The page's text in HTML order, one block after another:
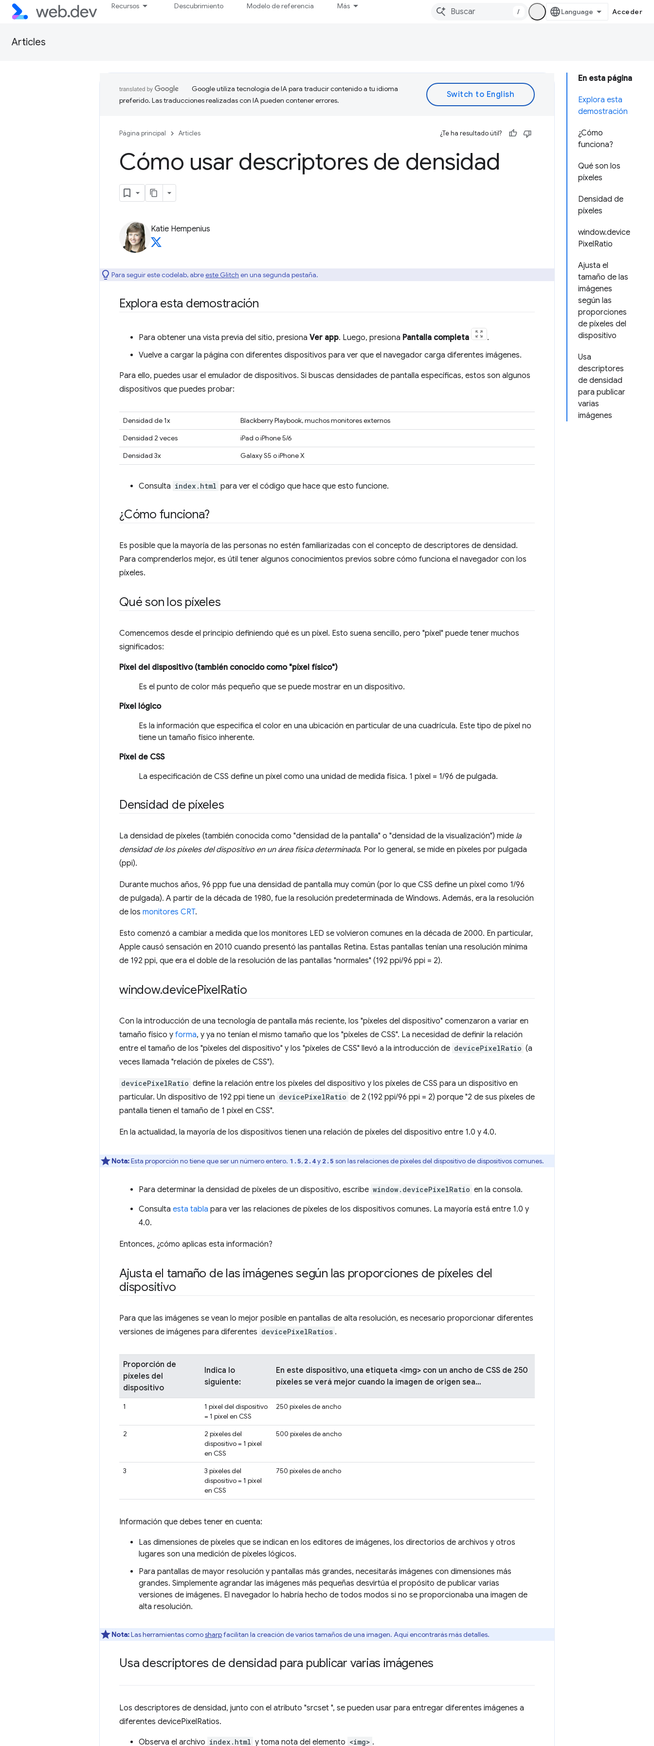
Recursos Descubrimiento Modelo de referencia Más
/ Acceder
Articles
En esta página
Explora esta
demostración
¿Cómo
funciona?
Qué son los
píxeles
Densidad de
píxeles
window.device
PixelRatio
Ajusta el
tamaño de las
imágenes
según las
proporciones
de píxeles del
dispositivo
Usa
descriptores
de densidad
para publicar
varias
imágenes
Google utiliza tecnología de IA para traducir contenido a tu idioma
preferido. Las traducciones realizadas con IA pueden contener errores.
Página principal Articles ¿Te ha resultado útil?
Cómo usar descriptores de densidad
Katie Hempenius
Para seguir este codelab, abreeste Glitch en una segunda pestaña.
Explora esta demostración
Para obtener una vista previa del sitio, presiona Ver app. Luego, presiona Pantalla completa
.
Vuelve a cargar la página con diferentes dispositivos para ver que el navegador carga diferentes imágenes.
Para ello, puedes usar el emulador de dispositivos. Si buscas densidades de pantalla específicas, estos son algunos
dispositivos que puedes probar:
Densidad de 1x
Blackberry Playbook, muchos monitores externos
Densidad 2 veces
iPad o iPhone 5/6
Densidad 3x
Galaxy S5 o iPhone X
Consulta index.html para ver el código que hace que esto funcione.
¿Cómo funciona?
Es posible que la mayoría de las personas no estén familiarizadas con el concepto de descriptores de densidad.
Para comprenderlos mejor, es útil tener algunos conocimientos previos sobre cómo funciona el navegador con los
píxeles.
Qué son los píxeles
Comencemos desde el principio definiendo qué es un píxel. Esto suena sencillo, pero "píxel" puede tener muchos
significados:
Píxel del dispositivo (también conocido como "píxel físico")
Es el punto de color más pequeño que se puede mostrar en un dispositivo.
Píxel lógico
Es la información que especifica el color en una ubicación en particular de una cuadrícula. Este tipo de píxel no
tiene un tamaño físico inherente.
Píxel de CSS
La especificación de CSS define un píxel como una unidad de medida física. 1 píxel = 1/96 de pulgada.
Densidad de píxeles
La densidad de píxeles (también conocida como "densidad de la pantalla" o "densidad de la visualización") mide la
densidad de los píxeles del dispositivo en un área física determinada. Por lo general, se mide en píxeles por pulgada
(ppi).
Durante muchos años, 96 ppp fue una densidad de pantalla muy común (por lo que CSS define un píxel como 1/96
de pulgada). A partir de la década de 1980, fue la resolución predeterminada de Windows. Además, era la resolución
de los monitores CRT.
Esto comenzó a cambiar a medida que los monitores LED se volvieron comunes en la década de 2000. En particular,
Apple causó sensación en 2010 cuando presentó las pantallas Retina. Estas pantallas tenían una resolución mínima
de 192 ppi, que era el doble de la resolución de las pantallas "normales" (192 ppi/96 ppi = 2).
window.devicePixelRatio
Con la introducción de una tecnología de pantalla más reciente, los "píxeles del dispositivo" comenzaron a variar en
tamaño físico y forma, y ya no tenían el mismo tamaño que los "píxeles de CSS". La necesidad de definir la relación
entre el tamaño de los "píxeles del dispositivo" y los "píxeles de CSS" llevó a la introducción de devicePixelRatio (a
veces llamada "relación de píxeles de CSS").
devicePixelRatio define la relación entre los píxeles del dispositivo y los píxeles de CSS para un dispositivo en
particular. Un dispositivo de 192 ppi tiene un devicePixelRatio de 2 (192 ppi/96 ppi = 2) porque "2 de sus píxeles de
pantalla tienen el tamaño de 1 píxel en CSS".
En la actualidad, la mayoría de los dispositivos tienen una relación de píxeles del dispositivo entre 1.0 y 4.0.
Nota:Esta proporción no tiene que ser un número entero. 1.5, 2.4y 2.5 son las relaciones de píxeles del dispositivo de dispositivos comunes.
Para determinar la densidad de píxeles de un dispositivo, escribe window.devicePixelRatio en la consola.
Consulta esta tabla para ver las relaciones de píxeles de los dispositivos comunes. La mayoría está entre 1.0 y
4.0.
Entonces, ¿cómo aplicas esta información?
Ajusta el tamaño de las imágenes según las proporciones de píxeles del
dispositivo
Para que las imágenes se vean lo mejor posible en pantallas de alta resolución, es necesario proporcionar diferentes
versiones de imágenes para diferentes devicePixelRatios .
Proporción de
píxeles del
dispositivo
Indica lo
siguiente:
En este dispositivo, una etiqueta <img> con un ancho de CSS de 250
píxeles se verá mejor cuando la imagen de origen sea…
1
1 píxel del dispositivo
= 1 píxel en CSS
250 píxeles de ancho
2
2 píxeles del
dispositivo = 1 píxel
en CSS
500 píxeles de ancho
3
3 píxeles del
dispositivo = 1 píxel
en CSS
750 píxeles de ancho
Información que debes tener en cuenta:
Las dimensiones de píxeles que se indican en los editores de imágenes, los directorios de archivos y otros
lugares son una medición de píxeles lógicos.
Para pantallas de mayor resolución y pantallas más grandes, necesitarás imágenes con dimensiones más
grandes. Simplemente agrandar las imágenes más pequeñas desvirtúa el propósito de publicar varias
versiones de imágenes. El navegador lo habría hecho de todos modos si no se proporcionaba una imagen de
alta resolución.
Nota:Las herramientas comosharpfacilitan la creación de varios tamaños de una imagen. Aquí encontrarás más detalles.
Usa descriptores de densidad para publicar varias imágenes
Los descriptores de densidad, junto con el atributo "srcset ", se pueden usar para entregar diferentes imágenes a
diferentes devicePixelRatios.
Observa el archivo index.html y toma nota del elemento <img> .